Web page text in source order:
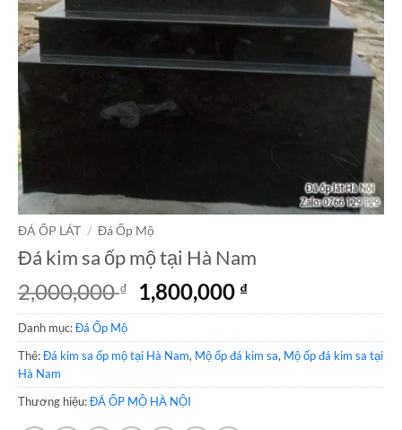
ĐÁ ỐP LÁT / Đá Ốp Mộ
Đá kim sa ốp mộ tại Hà Nam
2,000,000₫
Giá
gốc
2,000,000 ₫.
1,800,000 ₫Giá
hiện
là:
Danh mục:Đá Ốp Mộ
Thẻ:Đá kim sa ốp mộ tại Hà Nam, Mộ ốp đá kim sa, Mộ ốp đá kim sa tại
Hà Nam
Thương hiệu:ĐÁ ỐP MỘ HÀ NỘI